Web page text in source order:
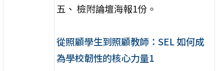
五、 檢附論壇海報1份。
從照顧學生到照顧教師：SEL 如何成
為學校韌性的核心力量1